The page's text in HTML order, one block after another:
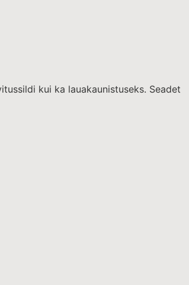
kui ka lauakaunistuseks. Seadet